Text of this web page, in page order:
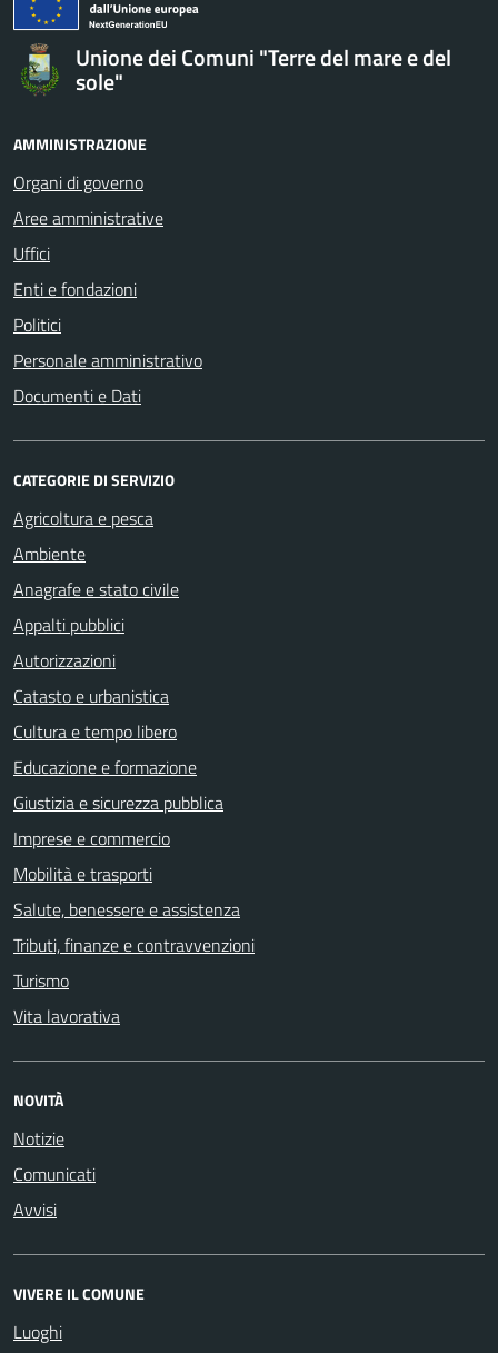
Unione dei Comuni "Terre del mare e del
sole"
AMMINISTRAZIONE
Organi di governo
Aree amministrative
Uffici
Enti e fondazioni
Politici
Personale amministrativo
Documenti e Dati
CATEGORIE DI SERVIZIO
Agricoltura e pesca
Ambiente
Anagrafe e stato civile
Appalti pubblici
Autorizzazioni
Catasto e urbanistica
Cultura e tempo libero
Educazione e formazione
Giustizia e sicurezza pubblica
Imprese e commercio
Mobilità e trasporti
Salute, benessere e assistenza
Tributi, finanze e contravvenzioni
Turismo
Vita lavorativa
NOVITÀ
Notizie
Comunicati
Avvisi
VIVERE IL COMUNE
Luoghi